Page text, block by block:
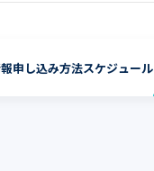
申し込み方法スケジュール